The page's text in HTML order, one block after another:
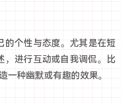
的个性与态度。尤其是在短
，进行互动或自我调侃。比
种幽默或有趣的效果。